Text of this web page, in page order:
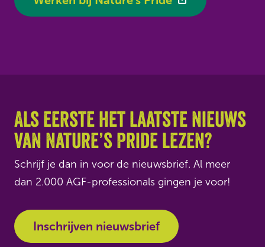
Als eerste het laatste nieuws
van Nature’s Pride lezen?
Schrijf je dan in voor de nieuwsbrief. Al meer
dan 2.000 AGF-professionals gingen je voor!
Inschrijven nieuwsbrief